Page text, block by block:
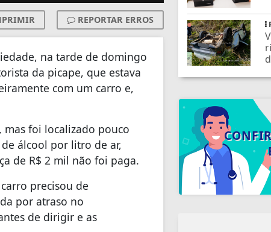
REPORTAR ERROS
na tarde de domingo
da picape, que estava
com um carro e,
foi localizado pouco
álcool por litro de ar,
de R$ 2 mil não foi paga.
precisou de
por atraso no
de dirigir e as